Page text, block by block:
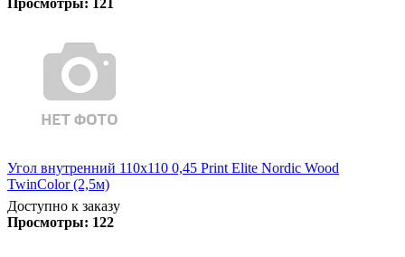
Угол внутренний 110х110 0,45 Print Elite Nordic Wood
TwinColor (2,5м)
Доступно к заказу
Просмотры: 122